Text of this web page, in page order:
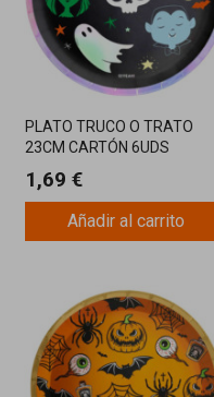
PLATO TRUCO O TRATO
23CM CARTÓN 6UDS
1,69 €
Añadir al carrito